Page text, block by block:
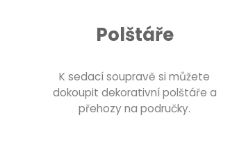
Polštáře
K sedací soupravě si můžete
dokoupit dekorativní polštáře a
přehozy na područky.